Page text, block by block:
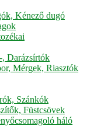
Kénező dugó
Darázsírtók
Mérgek, Riasztók
Szánkók
Füstcsövek
háló